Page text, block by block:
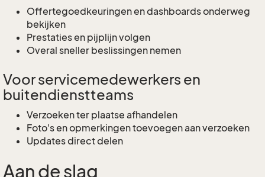
Offertegoedkeuringen en dashboards onderweg
bekijken
Prestaties en pijplijn volgen
Overal sneller beslissingen nemen
Voor servicemedewerkers en
buitendienstteams
Verzoeken ter plaatse afhandelen
Foto's en opmerkingen toevoegen aan verzoeken
Updates direct delen
Aan de slag